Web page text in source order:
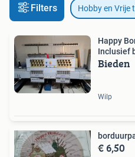
Filters Hobby en Vrije
Happy
Inclusief
Bieden
Wilp
€ 6,50